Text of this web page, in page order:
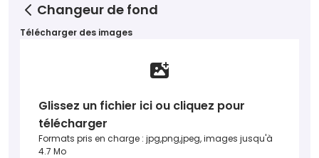
Changeur de fond
Télécharger des images
Glissez un fichier ici ou cliquez pour
télécharger
Formats pris en charge : jpg,png,jpeg, images jusqu'à
4.7 Mo